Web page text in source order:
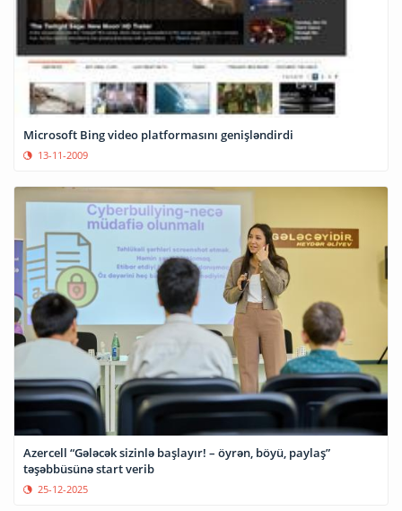
Microsoft Bing video platformasını genişləndirdi
13-11-2009
Azercell “Gələcək sizinlə başlayır! – öyrən, böyü, paylaş”
təşəbbüsünə start verib
25-12-2025